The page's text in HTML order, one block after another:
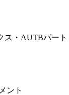
ス・AUTBパート
ント